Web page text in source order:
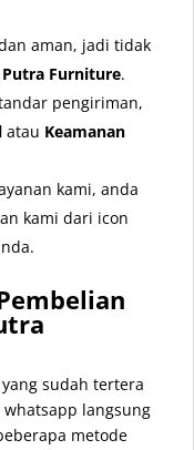
aman, jadi tidak
Furniture.
pengiriman,
atau Keamanan
kami, anda
kami dari icon
sudah tertera
langsung
metode